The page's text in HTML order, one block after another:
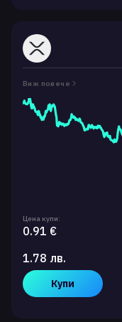
Виж повече
Цена купи:
0.91 €
1.78 лв.
Купи